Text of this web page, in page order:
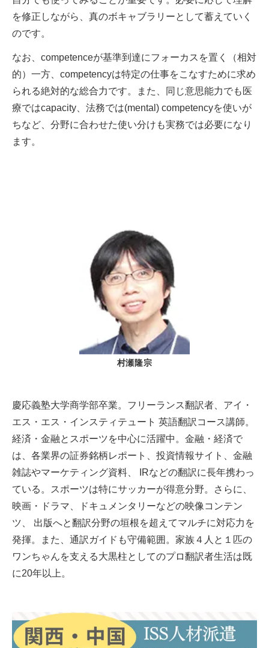
を修正しながら、真のボキャブラリーとして蓄えていく
のです。
なお、competenceが基準到達にフォーカスを置く（相対
的）一方、competencyは特定の仕事をこなすために求め
られる絶対的な総合力です。また、同じ意思能力でも医
療ではcapacity、法務では(mental) competencyを使いが
ちなど、分野に合わせた使い分けも実務では必要になり
ます。
村瀬隆宗
慶応義塾大学商学部卒業。フリーランス翻訳者、アイ・
エス・エス・インスティテュート 英語翻訳コース講師。
経済・金融とスポーツを中心に活躍中。金融・経済で
は、各業界の証券銘柄レポート、投資情報サイト、金融
雑誌やマーケティング資料、 IRなどの翻訳に長年携わっ
ている。スポーツは特にサッカーが得意分野。さらに、
映画・ドラマ、ドキュメンタリーなどの映像コンテン
ツ、 出版へと翻訳分野の垣根を超えてマルチに対応力を
発揮。また、通訳ガイドも守備範囲。家族４人と１匹の
ワンちゃんを支える大黒柱としてのプロ翻訳者生活は既
に20年以上。